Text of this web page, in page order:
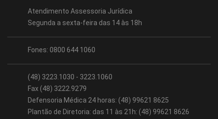
Atendimento Assessoria Jurídica
Segunda a sexta-feira das 14 às 18h
Fones: 0800 644 1060
(48) 3223.1030 - 3223.1060
Fax (48) 3222.9279
Defensoria Médica 24 horas: (48) 99621 8625
Plantão de Diretoria: das 11 às 21h: (48) 99621 8626